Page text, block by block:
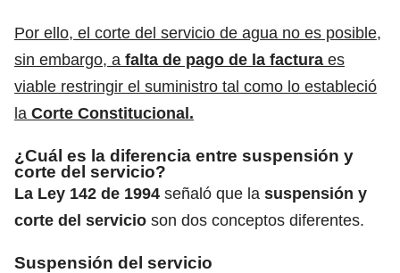
Por ello, el corte del servicio de agua no es posible,
sin embargo, a falta de pago de la factura es
viable restringir el suministro tal como lo estableció
la Corte Constitucional.
¿Cuál es la diferencia entre suspensión y
corte del servicio?
La Ley 142 de 1994 señaló que la suspensión y
corte del servicio son dos conceptos diferentes.
Suspensión del servicio